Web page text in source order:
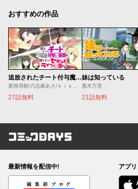
おすすめの作品
追放されたチート付与魔術師は気ままなセカンドライフを謳歌する。 ～俺は武器だけじゃなく、あらゆるものに『強化ポイント』を付与できるし、俺の意思でいつでも効果を解除できるけど、残った人たち大丈夫？～
業務用餅/六志麻あさ/ｋｉｓｕｉ
27話無料
妹は知っている
雁木万里
21話無料
コミックDAYS
最新情報を配信中!
編集部ブログ
アプ